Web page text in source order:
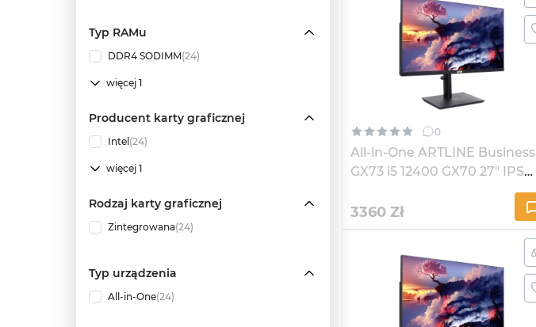
Typ RAMu
DDR4 SODIMM(24)
więcej 1
Producent karty graficznej
Intel (24)
więcej 1
Rodzaj karty graficznej
Zintegrowana(24)
Typ urządzenia
All-in-One(24)
0
All-in-One ARTLINE Business
GX73 i5 12400 GX70 27" IPS
3360 Zł